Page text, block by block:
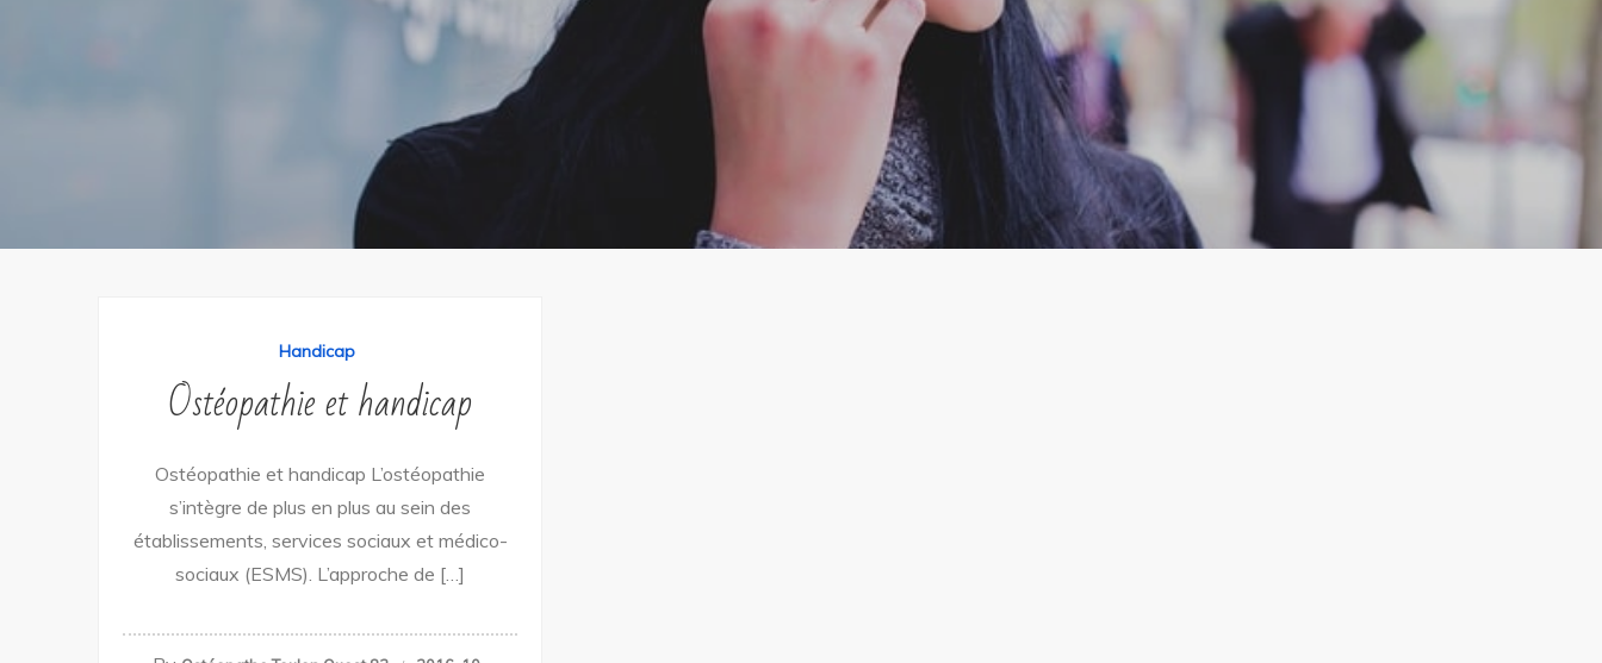
Handicap
Ostéopathie et handicap
Ostéopathie et handicap L’ostéopathie
s’intègre de plus en plus au sein des
établissements, services sociaux et médico-
sociaux (ESMS). L’approche de […]